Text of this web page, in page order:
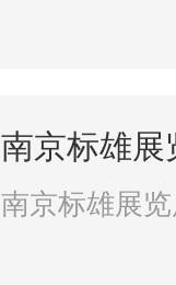
南京标雄展
南京标雄展